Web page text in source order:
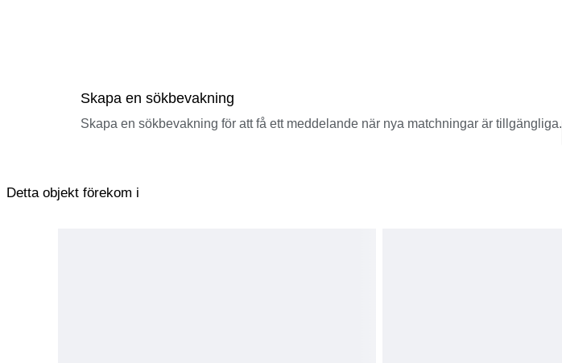
Skapa en sökbevakning
Skapa en sökbevakning för att få ett meddelande när nya matchningar är tillgängliga.
Detta objekt förekom i